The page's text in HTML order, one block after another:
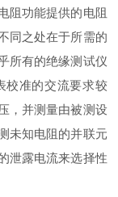
阻功能提供的电阻
同之处在于所需的
所有的绝缘测试仪
校准的交流要求较
，并测量由被测设
未知电阻的并联元
泄露电流来选择性